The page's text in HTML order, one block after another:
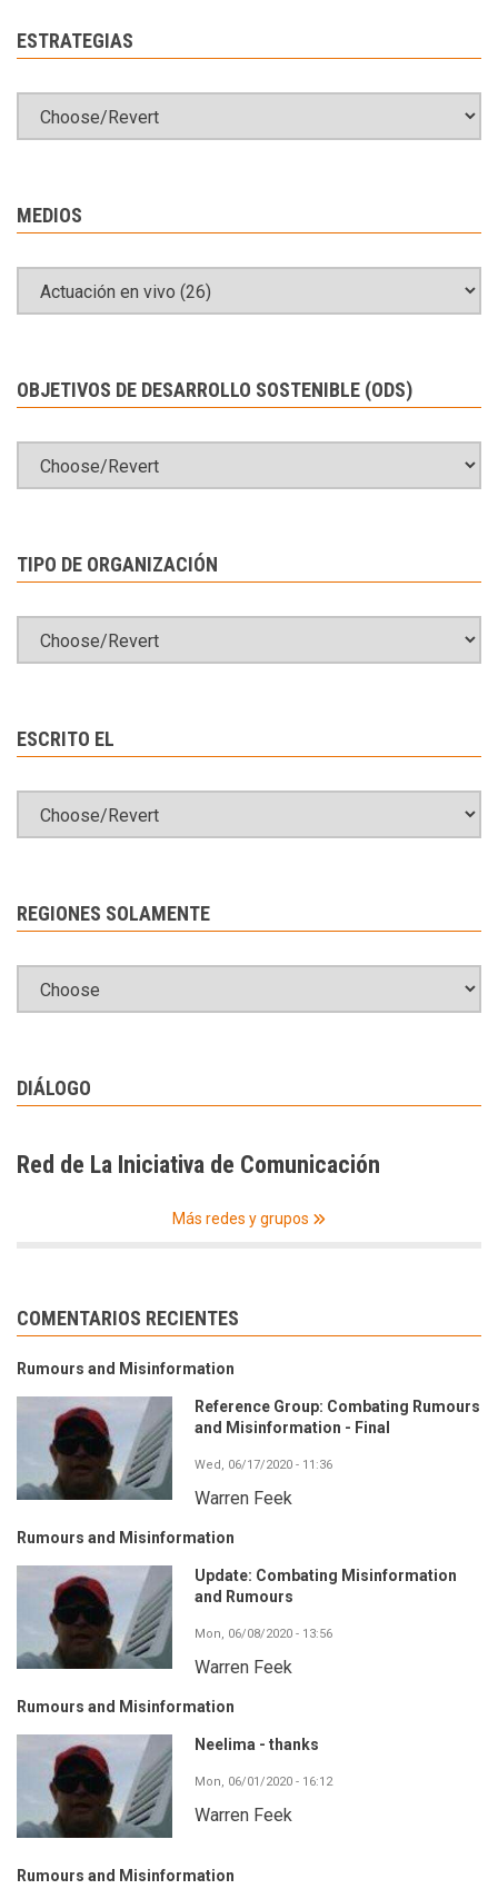
ESTRATEGIAS
MEDIOS
OBJETIVOS DE DESARROLLO SOSTENIBLE (ODS)
TIPO DE ORGANIZACIÓN
ESCRITO EL
REGIONES SOLAMENTE
DIÁLOGO
Red de La Iniciativa de Comunicación
Más redes y grupos
COMENTARIOS RECIENTES
Rumours and Misinformation
Reference Group: Combating Rumours
and Misinformation - Final
Wed, 06/17/2020 - 11:36
Warren Feek
Rumours and Misinformation
Update: Combating Misinformation
and Rumours
Mon, 06/08/2020 - 13:56
Warren Feek
Rumours and Misinformation
Neelima - thanks
Mon, 06/01/2020 - 16:12
Warren Feek
Rumours and Misinformation